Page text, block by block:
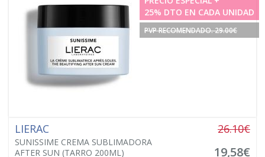
25% DTO EN CADA UNIDAD
PVP RECOMENDADO. 29.00€
LIERAC
SUNISSIME CREMA SUBLIMADORA
AFTER SUN (TARRO 200ML)
26.10€
19,58€